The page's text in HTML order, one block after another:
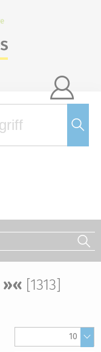

»« [1313]
10